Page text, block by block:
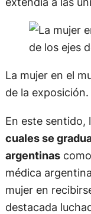
La mujer en el
de la exposición.
En este sentido,
cuales se
argentinascomo
médica
mujer en
destacada